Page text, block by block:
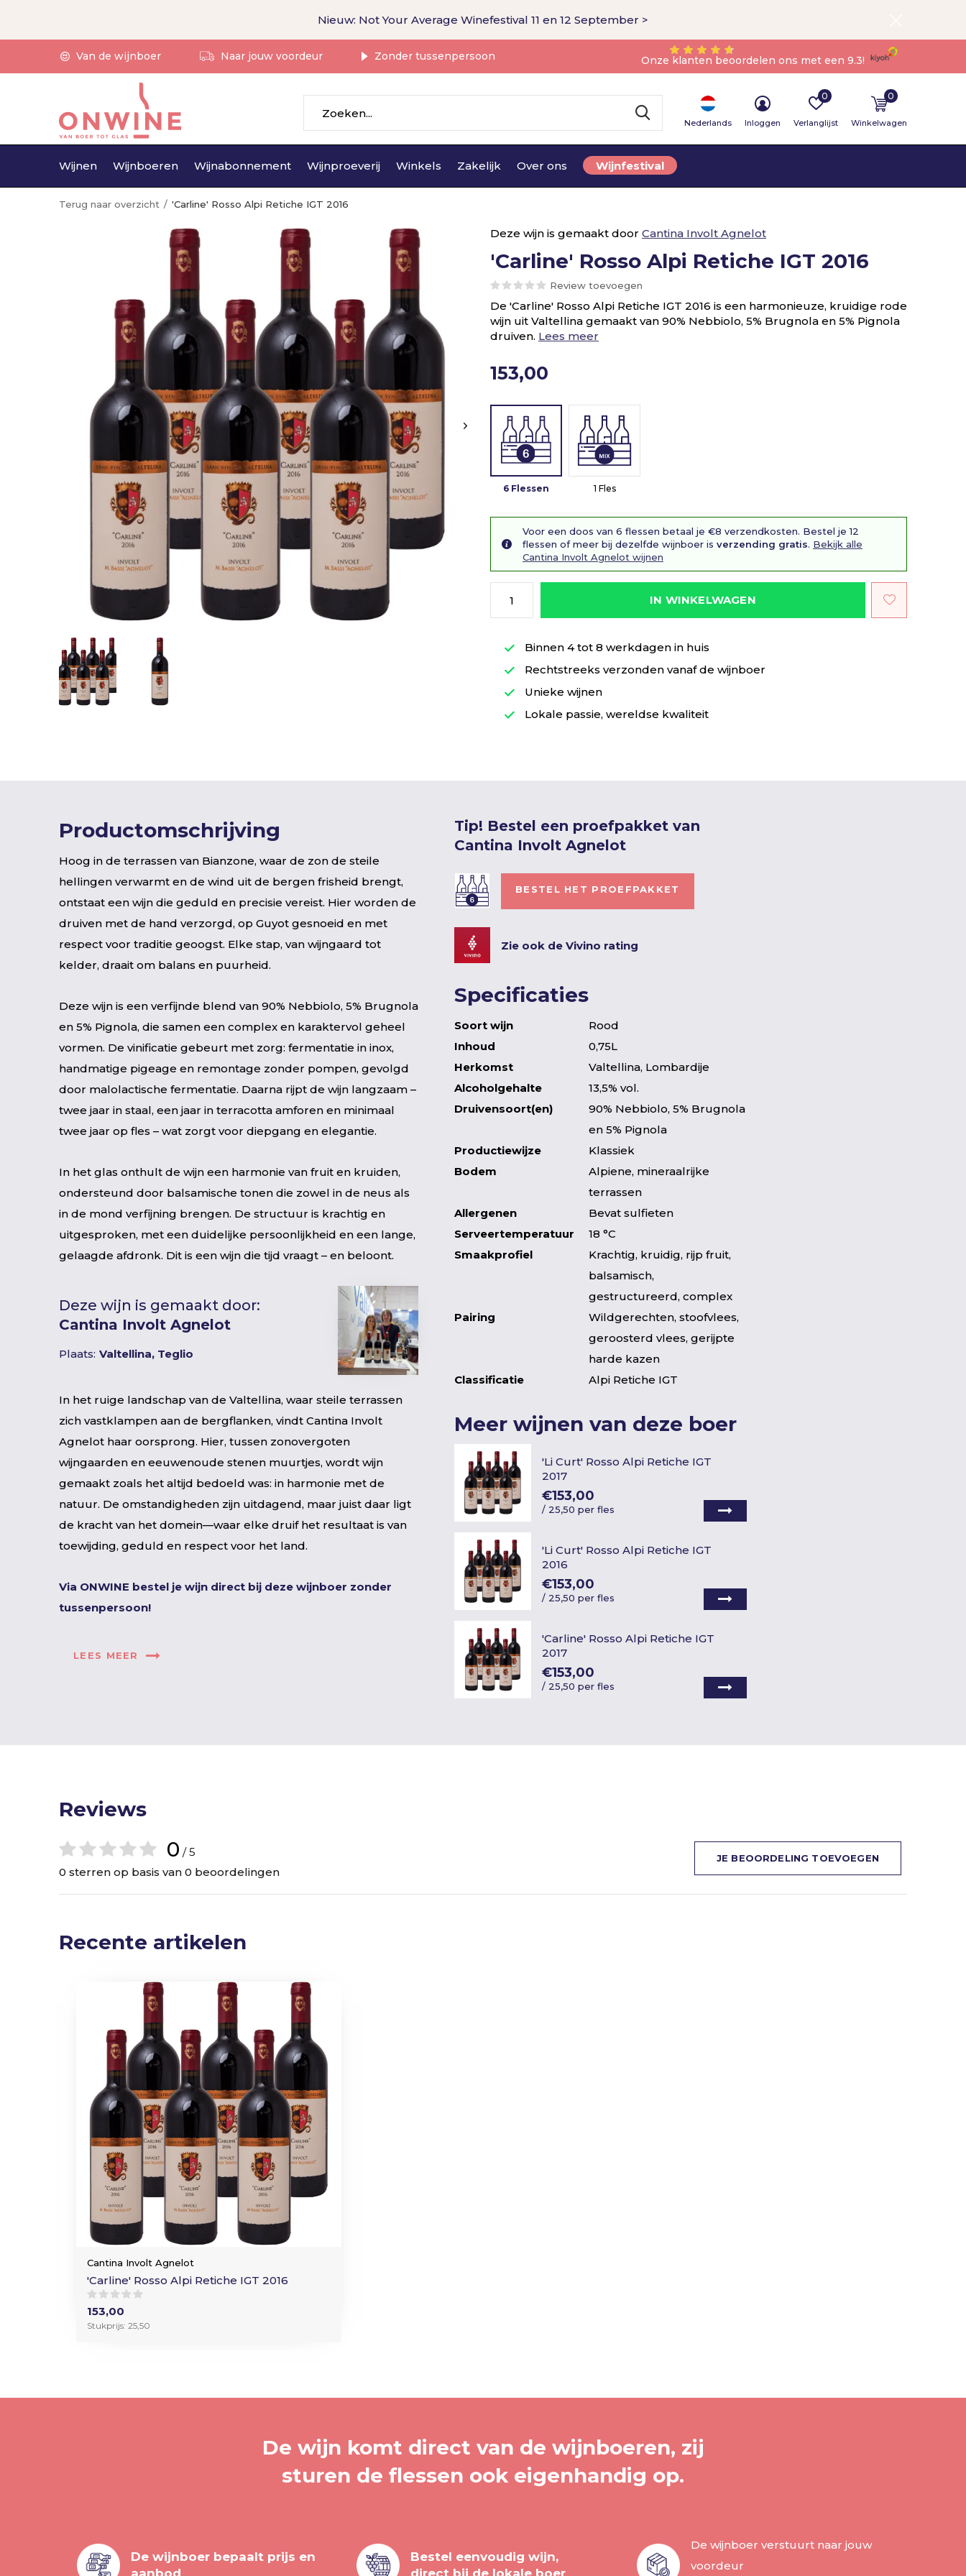
Wijnen Wijnboeren Wijnabonnement Wijnproeverij Winkels Zakelijk Over ons Wijnfestival
Nederlands Inloggen Verlanglijst
0
Winkelwagen
0
Van de wijnboer Naar jouw voordeur Zonder tussenpersoon Onze klanten beoordelen ons met een 9.3!
Nieuw: Not Your Average Winefestival 11 en 12 September >
Terug naar overzicht 'Carline' Rosso Alpi Retiche IGT 2016
Deze wijn is gemaakt door Cantina Involt Agnelot
'Carline' Rosso Alpi Retiche IGT 2016
Review toevoegen
De 'Carline' Rosso Alpi Retiche IGT 2016 is een harmonieuze, kruidige rode
wijn uit Valtellina gemaakt van 90% Nebbiolo, 5% Brugnola en 5% Pignola
druiven. Lees meer
153,00
6 Flessen 1 Fles
Voor een doos van 6 flessen betaal je €8 verzendkosten. Bestel je 12
flessen of meer bij dezelfde wijnboer is verzending gratis. Bekijk alle
Cantina Involt Agnelot wijnen
IN WINKELWAGEN
Binnen 4 tot 8 werkdagen in huis
Rechtstreeks verzonden vanaf de wijnboer
Unieke wijnen
Lokale passie, wereldse kwaliteit
Productomschrijving
Hoog in de terrassen van Bianzone, waar de zon de steile
hellingen verwarmt en de wind uit de bergen frisheid brengt,
ontstaat een wijn die geduld en precisie vereist. Hier worden de
druiven met de hand verzorgd, op Guyot gesnoeid en met
respect voor traditie geoogst. Elke stap, van wijngaard tot
kelder, draait om balans en puurheid.
Deze wijn is een verfijnde blend van 90% Nebbiolo, 5% Brugnola
en 5% Pignola, die samen een complex en karaktervol geheel
vormen. De vinificatie gebeurt met zorg: fermentatie in inox,
handmatige pigeage en remontage zonder pompen, gevolgd
door malolactische fermentatie. Daarna rijpt de wijn langzaam –
twee jaar in staal, een jaar in terracotta amforen en minimaal
twee jaar op fles – wat zorgt voor diepgang en elegantie.
In het glas onthult de wijn een harmonie van fruit en kruiden,
ondersteund door balsamische tonen die zowel in de neus als
in de mond verfijning brengen. De structuur is krachtig en
uitgesproken, met een duidelijke persoonlijkheid en een lange,
gelaagde afdronk. Dit is een wijn die tijd vraagt – en beloont.
Deze wijn is gemaakt door:
Cantina Involt Agnelot
Plaats: Valtellina, Teglio
In het ruige landschap van de Valtellina, waar steile terrassen
zich vastklampen aan de bergflanken, vindt Cantina Involt
Agnelot haar oorsprong. Hier, tussen zonovergoten
wijngaarden en eeuwenoude stenen muurtjes, wordt wijn
gemaakt zoals het altijd bedoeld was: in harmonie met de
natuur. De omstandigheden zijn uitdagend, maar juist daar ligt
de kracht van het domein—waar elke druif het resultaat is van
toewijding, geduld en respect voor het land.
Via ONWINE bestel je wijn direct bij deze wijnboer zonder
tussenpersoon!
LEES MEER
Tip! Bestel een proefpakket van
Cantina Involt Agnelot
BESTEL HET PROEFPAKKET
Zie ook de Vivino rating
Specificaties
Soort wijn
Rood
Inhoud
0,75L
Herkomst
Valtellina, Lombardije
Alcoholgehalte
13,5% vol.
Druivensoort(en)
90% Nebbiolo, 5% Brugnola
en 5% Pignola
Productiewijze
Klassiek
Bodem
Alpiene, mineraalrijke
terrassen
Allergenen
Bevat sulfieten
Serveertemperatuur
18 °C
Smaakprofiel
Krachtig, kruidig, rijp fruit,
balsamisch,
gestructureerd, complex
Pairing
Wildgerechten, stoofvlees,
geroosterd vlees, gerijpte
harde kazen
Classificatie
Alpi Retiche IGT
Meer wijnen van deze boer
'Li Curt' Rosso Alpi Retiche IGT
2017
€153,00
/ 25,50 per fles
'Li Curt' Rosso Alpi Retiche IGT
2016
€153,00
/ 25,50 per fles
'Carline' Rosso Alpi Retiche IGT
2017
€153,00
/ 25,50 per fles
Reviews
0 / 5
0 sterren op basis van 0 beoordelingen
JE BEOORDELING TOEVOEGEN
Recente artikelen
Cantina Involt Agnelot
'Carline' Rosso Alpi Retiche IGT 2016
153,00
Stukprijs: 25,50
De wijn komt direct van de wijnboeren, zij
sturen de flessen ook eigenhandig op.
De wijnboer bepaalt prijs en
Bestel eenvoudig wijn,
De wijnboer verstuurt naar jouw
voordeur